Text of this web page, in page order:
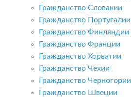
Гражданство Словакии
Гражданство Португалии
Гражданство Финляндии
Гражданство Франции
Гражданство Хорватии
Гражданство Чехии
Гражданство Черногории
Гражданство Швеции